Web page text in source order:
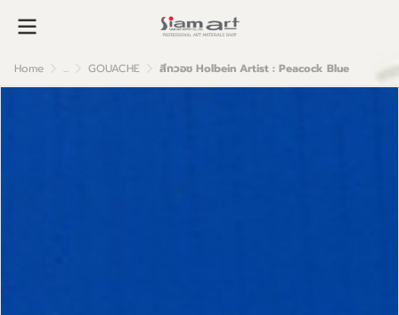
Home ... GOUACHE สีกวอช Holbein Artist : Peacock Blue